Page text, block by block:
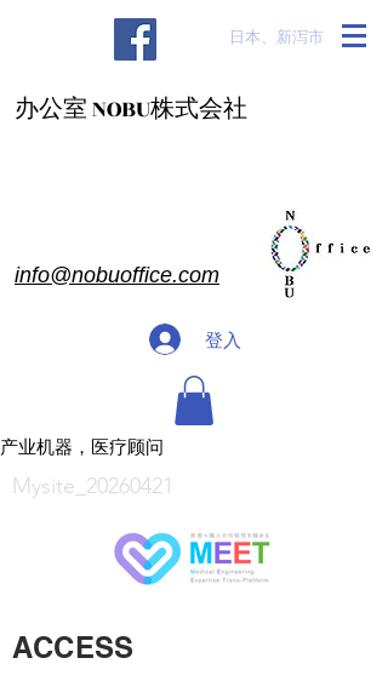
​日本、新泻市
办公室 NOBU株式会社
info@nobuoffice.com
登入
产业机器，医疗顾问
Mysite_20260421
ACCESS